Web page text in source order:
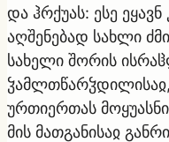
და ჰრქუას: ესე
აღშენებად სახლი
სახელი შორის
ურთიერთას
მის მათგანისაჲ